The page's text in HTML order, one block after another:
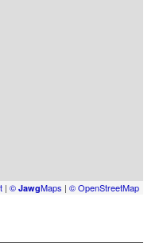
| © JawgMaps | © OpenStreetMap